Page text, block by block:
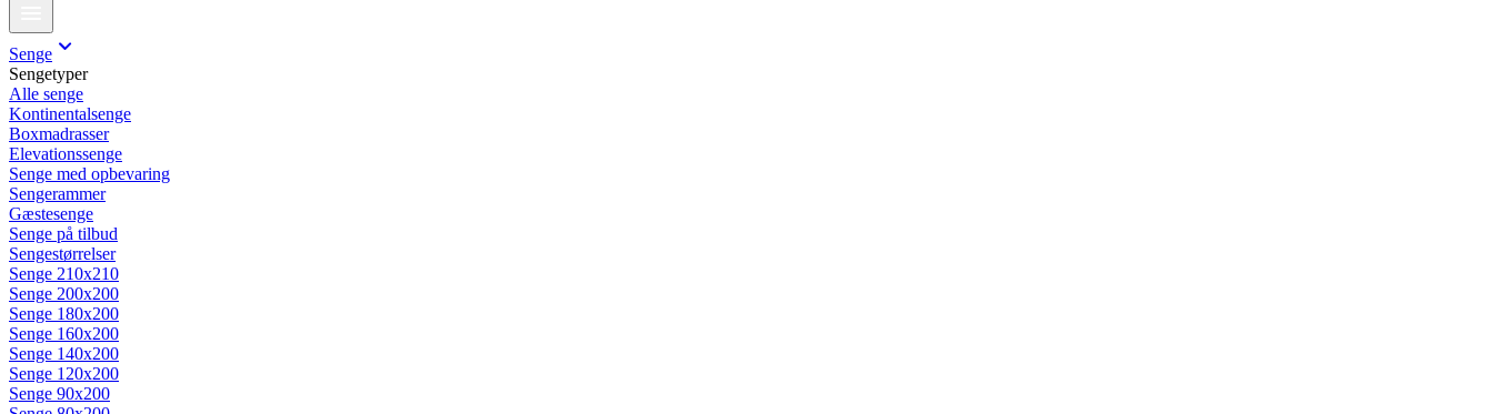
Senge
Sengetyper
Alle senge
Kontinentalsenge
Boxmadrasser
Elevationssenge
Senge med opbevaring
Sengerammer
Gæstesenge
Senge på tilbud
Sengestørrelser
Senge 210x210
Senge 200x200
Senge 180x200
Senge 160x200
Senge 140x200
Senge 120x200
Senge 90x200